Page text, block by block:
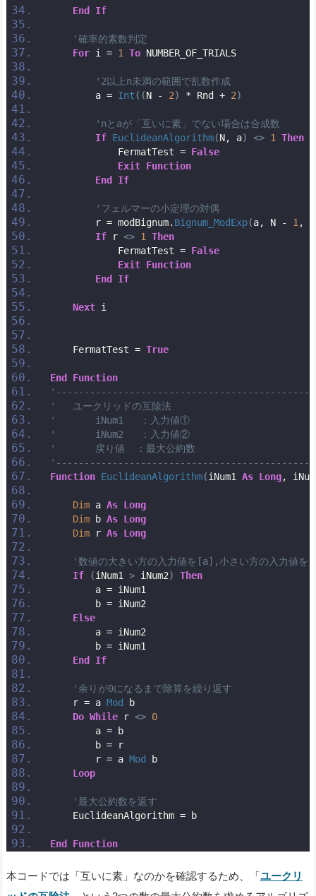
End
If
'確率的素数判定
For i = 1 To NUMBER_OF_TRIALS
'2以上n未満の範囲で乱数作成
        a =
Int((N - 2) * Rnd + 2)
'nとaが「互いに素」でない場合は合成数
If EuclideanAlgorithm(N, a) <> 1 Then
            FermatTest =
False
Exit Function
End
If
'フェルマーの小定理の対偶
        r = modBignum.
Bignum_ModExp(a, N - 1, N
If r <> 1 Then
            FermatTest =
False
Exit Function
End
If
Next i
    FermatTest =
True
End
Function
'   ユークリッドの互除法
'       iNum1   ：入力値①
'       iNum2   ：入力値②
'       戻り値  ：最大公約数
Function EuclideanAlgorithm(iNum1 As Long,
Dim a As Long
Dim b As Long
Dim r As Long
'数値の大きい方の入力値を[a],小さい方の入力値を
If
(iNum1 > iNum2)
Then
        a = iNum1
        b = iNum2
Else
        a = iNum2
        b = iNum1
End
If
'余りが0になるまで除算を繰り返す
    r = a
Mod
b
Do While r <> 0
        a = b
        b = r
        r = a
Mod
b
Loop
'最大公約数を返す
    EuclideanAlgorithm = b
End Function
本コードでは「互いに素」なのかを確認するため、「ユークリ